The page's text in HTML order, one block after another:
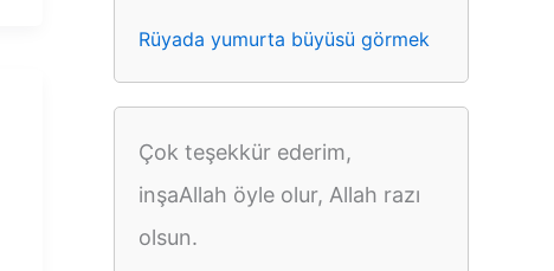
Rüyada yumurta büyüsü görmek
Çok teşekkür ederim,
inşaAllah öyle olur, Allah razı
olsun.